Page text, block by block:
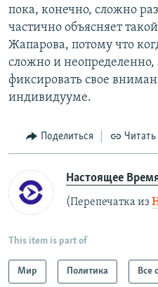
пока, конечно, сложно
частично объясняет
Жапарова, потому что
сложно и
фиксировать свое
индивидууме.
Поделиться Читать
Настоящее
(Перепечатка из
This item is part of
Мир Политика Все